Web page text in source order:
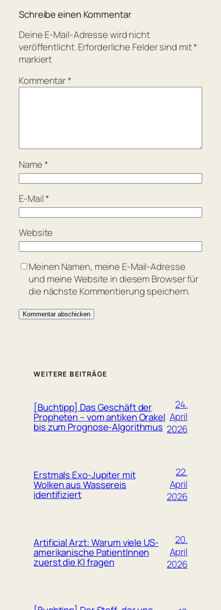
Schreibe einen Kommentar
Deine E-Mail-Adresse wird nicht
veröffentlicht.Erforderliche Felder sind mit*
markiert
Kommentar*
Name*
E-Mail*
Website
Meinen Namen, meine E-Mail-Adresse
und meine Website in diesem Browser für
die nächste Kommentierung speichern.
WEITERE BEITRÄGE
[Buchtipp] Das Geschäft der
Propheten – vom antiken Orakel
bis zum Prognose-Algorithmus
24.
April
2026
Erstmals Exo-Jupiter mit
Wolken aus Wassereis
identifiziert
22.
April
2026
Artificial Arzt: Warum viele US-
amerikanische PatientInnen
zuerst die KI fragen
20.
April
2026